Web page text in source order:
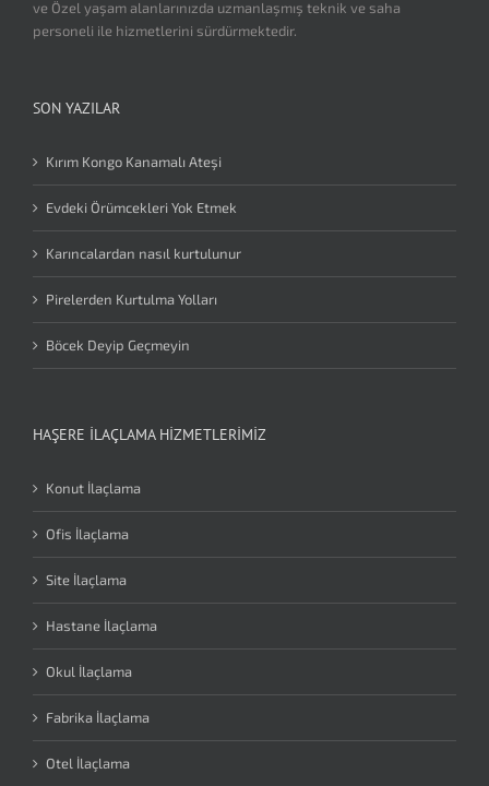
ve Özel yaşam alanlarınızda uzmanlaşmış teknik ve saha
personeli ile hizmetlerini sürdürmektedir.
SON YAZILAR
Kırım Kongo Kanamalı Ateşi
Evdeki Örümcekleri Yok Etmek
Karıncalardan nasıl kurtulunur
Pirelerden Kurtulma Yolları
Böcek Deyip Geçmeyin
HAŞERE İLAÇLAMA HIZMETLERIMIZ
Konut İlaçlama
Ofis İlaçlama
Site İlaçlama
Hastane İlaçlama
Okul İlaçlama
Fabrika İlaçlama
Otel İlaçlama